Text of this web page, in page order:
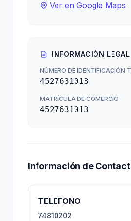
Ver en Google Maps
INFORMACIÓN LEGAL
NÚMERO DE IDENTIFICACIÓN
4527631013
MATRÍCULA DE COMERCIO
4527631013
Información de
TELEFONO
74810202